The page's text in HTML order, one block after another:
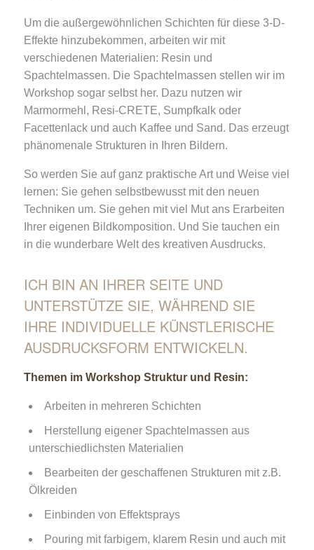
Um die außergewöhnlichen Schichten für diese 3-D-
Effekte hinzubekommen, arbeiten wir mit
verschiedenen Materialien: Resin und
Spachtelmassen. Die Spachtelmassen stellen wir im
Workshop sogar selbst her. Dazu nutzen wir
Marmormehl, Resi-CRETE, Sumpfkalk oder
Facettenlack und auch Kaffee und Sand. Das erzeugt
phänomenale Strukturen in Ihren Bildern.
So werden Sie auf ganz praktische Art und Weise viel
lernen: Sie gehen selbstbewusst mit den neuen
Techniken um. Sie gehen mit viel Mut ans Erarbeiten
Ihrer eigenen Bildkomposition. Und Sie tauchen ein
in die wunderbare Welt des kreativen Ausdrucks.
ICH BIN AN IHRER SEITE UND
UNTERSTÜTZE SIE, WÄHREND SIE
IHRE INDIVIDUELLE KÜNSTLERISCHE
AUSDRUCKSFORM ENTWICKELN.
Themen im Workshop Struktur und Resin:
Arbeiten in mehreren Schichten
Herstellung eigener Spachtelmassen aus
unterschiedlichsten Materialien
Bearbeiten der geschaffenen Strukturen mit z.B.
Ölkreiden
Einbinden von Effektsprays
Pouring mit farbigem, klarem Resin und auch mit